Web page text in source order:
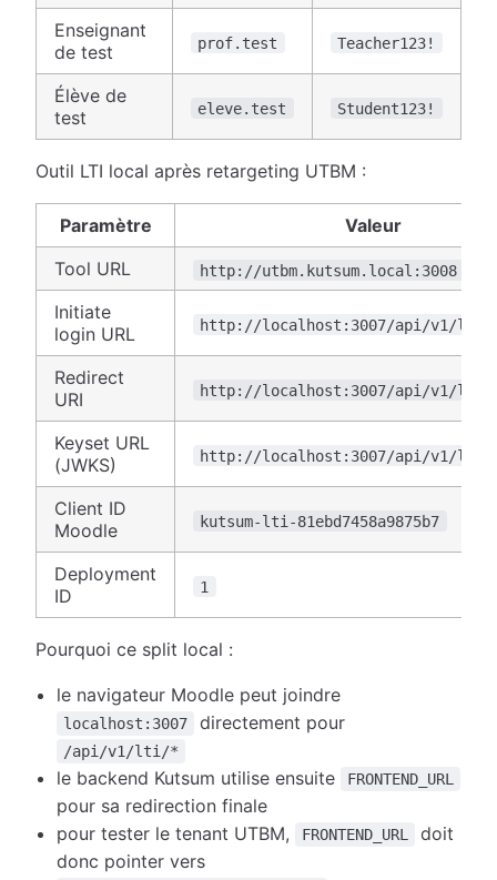
Enseignant
de test
prof.test Teacher123!
Élève de
test
eleve.test Student123!
Outil LTI local après retargeting UTBM :
Paramètre
Valeur
Tool URL
http://utbm.kutsum.local:3008
Initiate
login URL
http://localhost:3007/api/v1/lti/
Redirect
URI
http://localhost:3007/api/v1/lti/
Keyset URL
(JWKS)
http://localhost:3007/api/v1/lti/
Client ID
Moodle
kutsum-lti-81ebd7458a9875b7
Deployment
ID
1
Pourquoi ce split local :
le navigateur Moodle peut joindre
localhost:3007 directement pour
/api/v1/lti/*
le backend Kutsum utilise ensuite FRONTEND_URL
pour sa redirection finale
pour tester le tenant UTBM,
FRONTEND_URL
doit
donc pointer vers